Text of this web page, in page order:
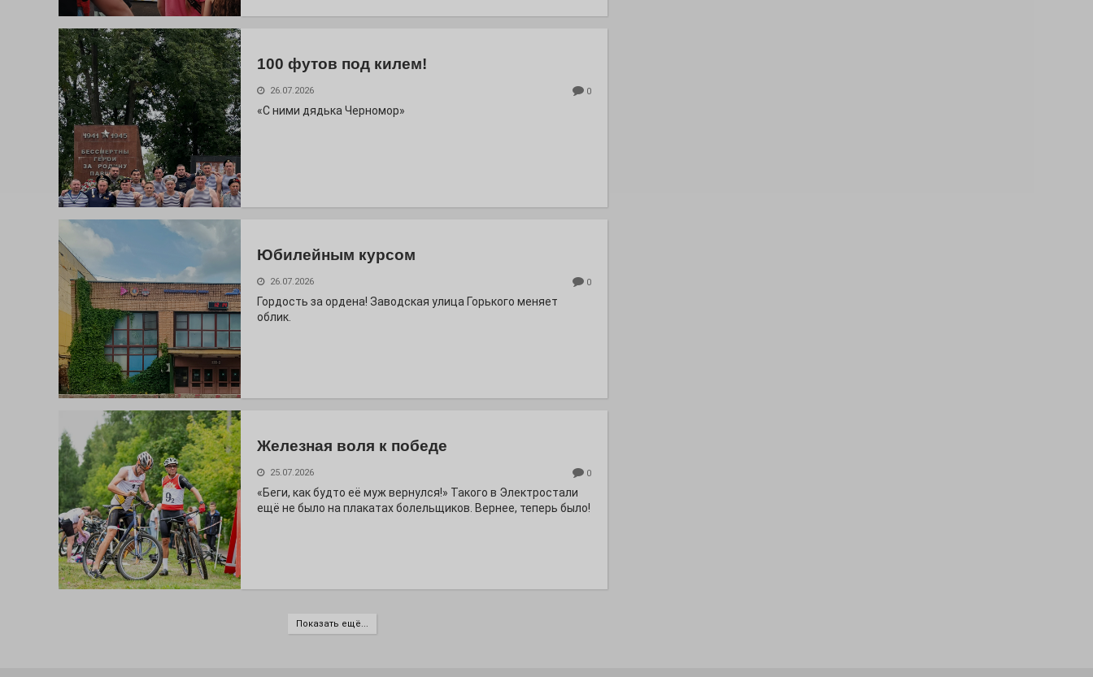
100 футов под килем!
26.07.2026 0
«С ними дядька Черномор»
Юбилейным курсом
26.07.2026 0
Гордость за ордена! Заводская улица Горького меняет
облик.
Железная воля к победе
25.07.2026 0
«Беги, как будто её муж вернулся!» Такого в Электростали
ещё не было на плакатах болельщиков. Вернее, теперь было!
Показать ещё...